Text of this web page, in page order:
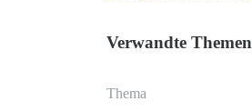
Verwandte Themen
Thema